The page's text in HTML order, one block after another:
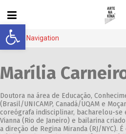
Abrir a barra de
Main Navigation
Sobre
Quem
Rede de Blogs
Contato
Marília
Doutora na área de Educação,
(Brasil/UNICAMP, Canadá/UQAM e
coreógrafa indisciplinar, bacharelou-se
Vianna (Rio de Janeiro) e bailarina
a direção de Regina Miranda (RJ/NYC).